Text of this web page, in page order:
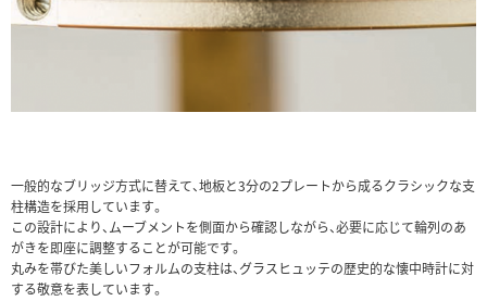
一般的なブリッジ方式に替えて、地板と3分の2プレートから成るクラシックな支
柱構造を採用しています。
この設計により、ムーブメントを側面から確認しながら、必要に応じて輪列のあ
がきを即座に調整することが可能です。
丸みを帯びた美しいフォルムの支柱は、グラスヒュッテの歴史的な懐中時計に対
する敬意を表しています。